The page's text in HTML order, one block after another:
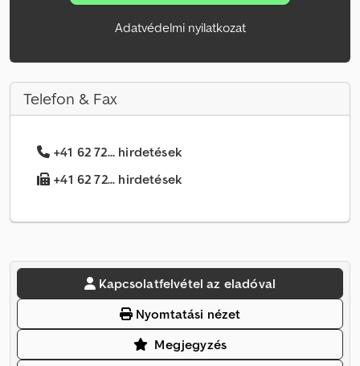
Adatvédelmi nyilatkozat
Telefon & Fax
+41 62 72... hirdetések
+41 62 72... hirdetések
Kapcsolatfelvétel az eladóval
Nyomtatási nézet
Megjegyzés